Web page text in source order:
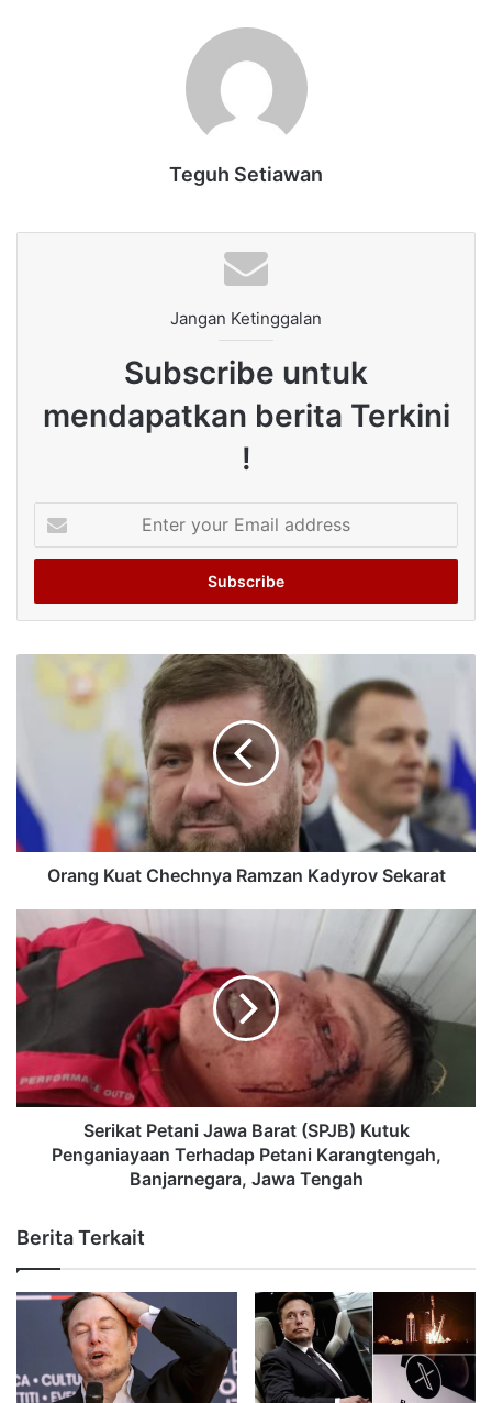
Teguh Setiawan
Jangan Ketinggalan
Subscribe untuk
mendapatkan berita Terkini
!
your
Email
Orang Kuat Chechnya Ramzan Kadyrov Sekarat
Serikat Petani Jawa Barat (SPJB) Kutuk
Penganiayaan Terhadap Petani Karangtengah,
Banjarnegara, Jawa Tengah
Berita Terkait